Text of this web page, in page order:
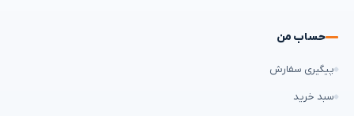
حساب من
پیگیری سفارش
سبد خرید